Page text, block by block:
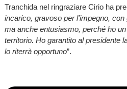
Tranchida nel ringraziare Cirio ha
incarico, gravoso per l'impegno,
ma anche entusiasmo, perché ho
territorio. Ho garantito al presidente
lo riterrà opportuno”.